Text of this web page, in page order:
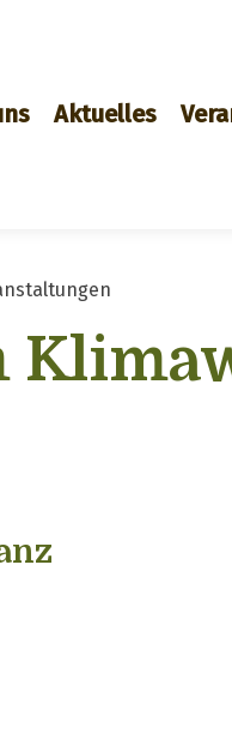
Aktuelles